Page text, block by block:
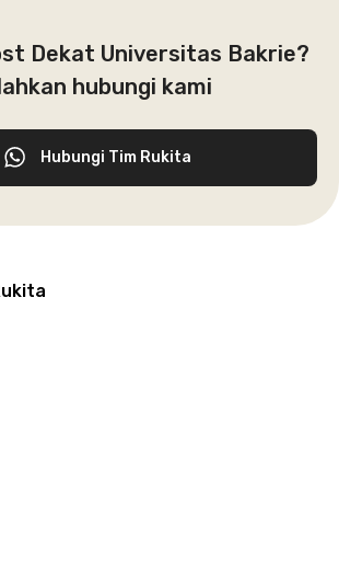
Dekat Universitas Bakrie?
hubungi kami
Hubungi Tim Rukita